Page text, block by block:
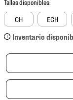
CH ECH
Inventario
4.
jersey
5.
tenis futbol
6.
mochila